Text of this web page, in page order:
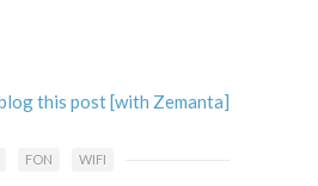
FON WIFI